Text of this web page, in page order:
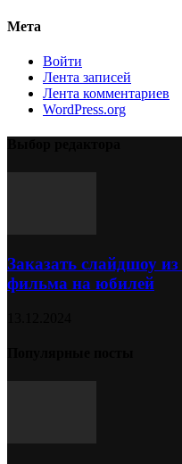
Мета
Войти
Лента записей
Лента комментариев
WordPress.org
Заказать слайдшоу
фильма на юбилей